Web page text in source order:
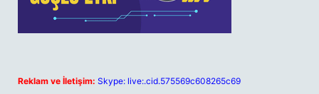
Reklam ve İletişim: Skype: live:.cid.575569c608265c69